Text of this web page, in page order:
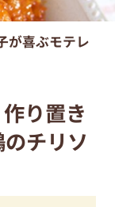
が喜ぶモテレ
り置き
チリソ